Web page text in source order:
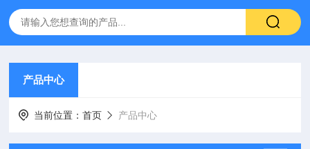
产品中心
当前位置：首页 产品中心